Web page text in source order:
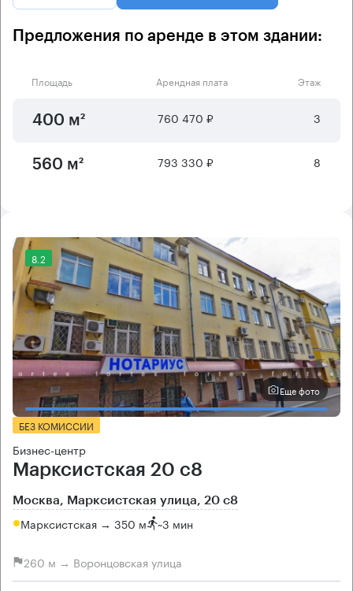
Предложения по аренде в этом здании:
Площадь Арендная плата Этаж
400 м² 760 470 ₽ 3
560 м² 793 330 ₽ 8
8.2
Еще фото
БЕЗ КОМИССИИ
Бизнес-центр
Марксистская 20 с8
Москва, Марксистская улица, 20 с8
Марксистская → 350 м ~3 мин
260 м → Воронцовская улица